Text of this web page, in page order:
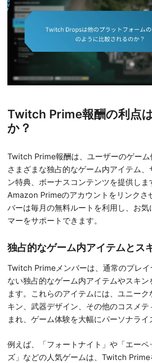
Twitch Prime報酬の利点
か？
Twitch Prime報酬は、ユーザーのゲーム
さまざまな独占的なゲーム内アイテム、
ン特典、ボーナスコンテンツを提供し
Amazon Primeのアカウントをリンクさ
バーは毎月の無料ルートを利用し、お気
マーをサポートできます。
独占的なゲーム内アイテムとス
Twitch Primeメンバーは、通常のプレイ
ない独占的なゲーム内アイテムやスキン
ます。これらのアイテムには、ユニーク
キン、武器デザイン、その他のコスメテ
まれ、ゲーム体験を大幅にパーソナライ
例えば、「フォートナイト」や「エーペ
ズ」などの人気ゲームは、Twitch